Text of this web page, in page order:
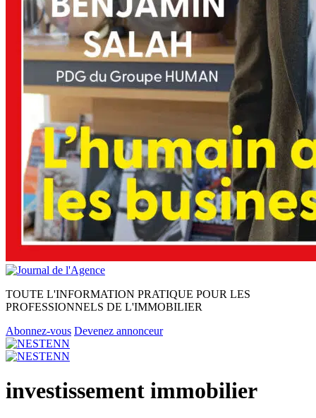
TOUTE L'INFORMATION PRATIQUE POUR LES
PROFESSIONNELS DE L'IMMOBILIER
Abonnez-vous Devenez annonceur
investissement immobilier